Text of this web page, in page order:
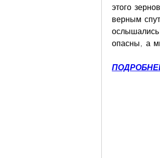
этого
верным
опасны, а